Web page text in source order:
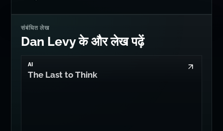
संबंधित लेख
Dan Levy के और लेख पढ़ें
AI
The Last to Think